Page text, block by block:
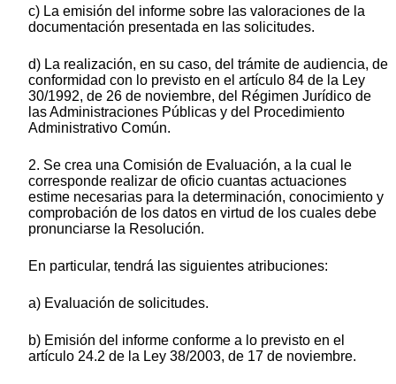
c) La emisión del informe sobre las valoraciones de la
documentación presentada en las solicitudes.
d) La realización, en su caso, del trámite de audiencia, de
conformidad con lo previsto en el artículo 84 de la Ley
30/1992, de 26 de noviembre, del Régimen Jurídico de
las Administraciones Públicas y del Procedimiento
Administrativo Común.
2. Se crea una Comisión de Evaluación, a la cual le
corresponde realizar de oficio cuantas actuaciones
estime necesarias para la determinación, conocimiento y
comprobación de los datos en virtud de los cuales debe
pronunciarse la Resolución.
En particular, tendrá las siguientes atribuciones:
a) Evaluación de solicitudes.
b) Emisión del informe conforme a lo previsto en el
artículo 24.2 de la Ley 38/2003, de 17 de noviembre.